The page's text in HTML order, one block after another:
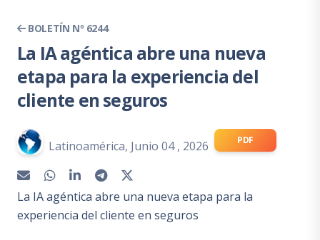
BOLETÍN Nº 6244
La IA agéntica abre una nueva
etapa para la experiencia del
cliente en seguros
Latinoamérica, Junio 04 , 2026 PDF
La IA agéntica abre una nueva etapa para la
experiencia del cliente en seguros